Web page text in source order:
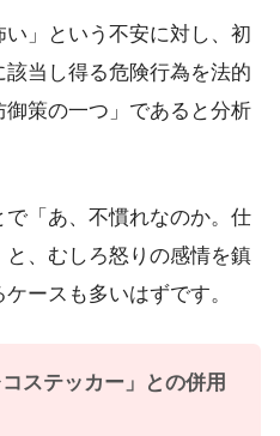
」という不安に対し、初
当し得る危険行為を法的
策の一つ」であると分析
「あ、不慣れなのか。仕
、むしろ怒りの感情を鎮
ースも多いはずです。
ステッカー」との併用